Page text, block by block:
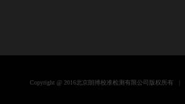
Copyright @ 2016北京朗搏校准检测有限公司版权所有 |